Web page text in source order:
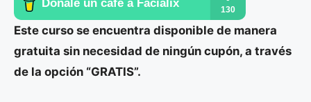
Este curso se encuentra disponible de manera
gratuita sin necesidad de ningún cupón, a través
de la opción “GRATIS”.